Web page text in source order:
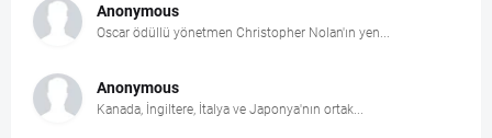
Anonymous
Oscar ödüllü yönetmen Christopher Nolan'ın yen...
Anonymous
Kanada, İngiltere, İtalya ve Japonya'nın ortak...